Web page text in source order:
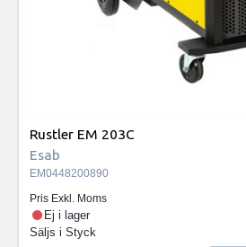
Rustler EM 203C
Esab
EM0448200890
Pris Exkl. Moms
Ej i lager
Säljs i Styck